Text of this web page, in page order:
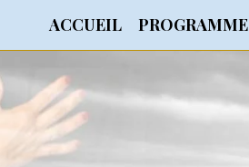
ACCUEIL PROGRAMME